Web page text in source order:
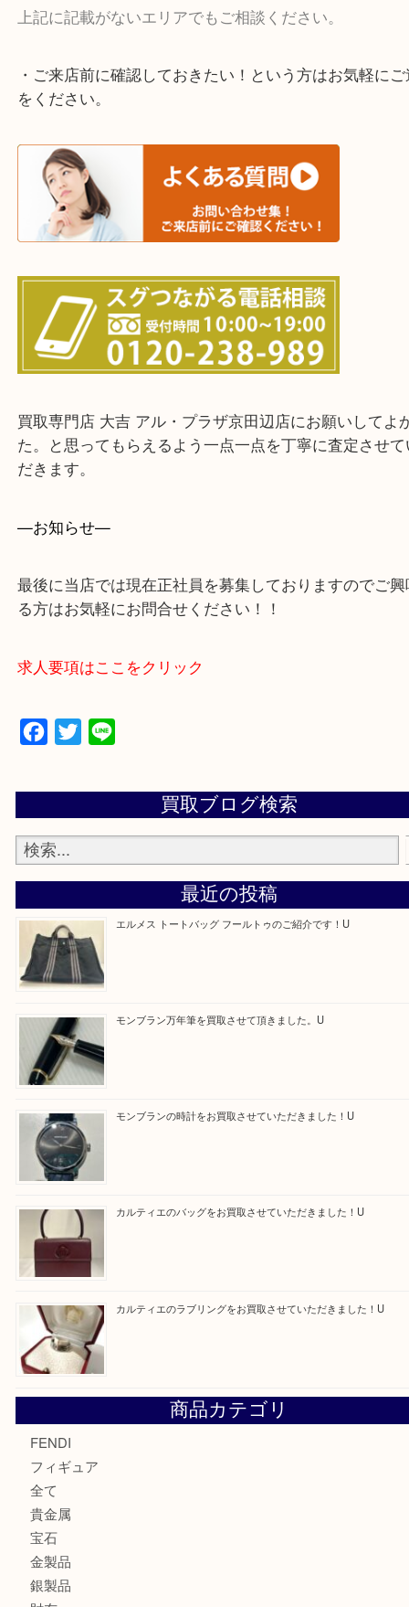
宇治市・京田辺市・和束町・城陽市・枚方市
寝屋川市・門真市・伏見区・高槻市・甲賀市
交野市・井手町
上記に記載がないエリアでもご相談ください。
・ご来店前に確認しておきたい！という方はお気軽
をください。
買取専門店 大吉 アル・プラザ京田辺店にお願いし
た。と思ってもらえるよう一点一点を丁寧に査定さ
だきます。
—お知らせ—
最後に当店では現在正社員を募集しておりますので
る方はお気軽にお問合せください！！
求人要項はここをクリック
Facebook
Twitter
Line
買取ブログ検索
最近の投稿